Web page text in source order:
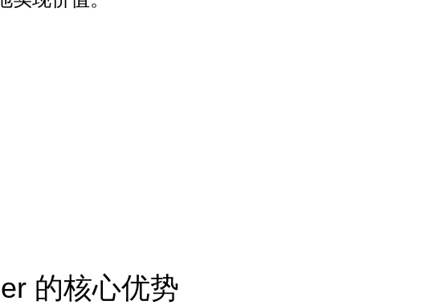
的核心优势